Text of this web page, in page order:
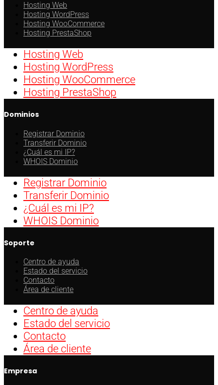
Hosting Web
Hosting WordPress
Hosting WooCommerce
Hosting PrestaShop
Hosting Web
Hosting WordPress
Hosting WooCommerce
Hosting PrestaShop
Dominios
Registrar Dominio
Transferir Dominio
¿Cuál es mi IP?
WHOIS Dominio
Registrar Dominio
Transferir Dominio
¿Cuál es mi IP?
WHOIS Dominio
Soporte
Centro de ayuda
Estado del servicio
Contacto
Área de cliente
Centro de ayuda
Estado del servicio
Contacto
Área de cliente
Empresa